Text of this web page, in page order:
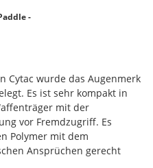
-
Cytac wurde das Augenmerk
Es ist sehr kompakt in
mit der
vor Fremdzugriff. Es
Polymer mit dem
Ansprüchen gerecht